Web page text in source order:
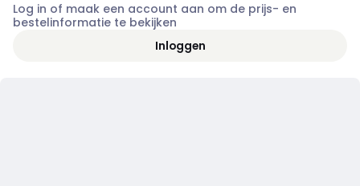
Log in of maak een account aan om de prijs- en
bestelinformatie te bekijken
Inloggen